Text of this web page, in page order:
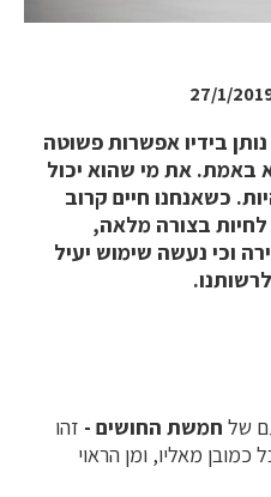
בידיו אפשרות פשוטה
באמת. את מי שהוא יכול
כשאנחנו חיים קרוב
לחיות בצורה מלאה,
וכי נעשה שימוש יעיל
של חמשת החושים - זהו
מאליו, ומן הראוי